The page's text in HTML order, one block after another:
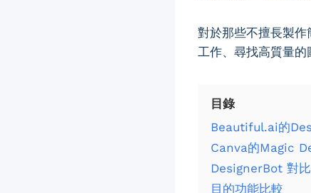
對於那些不擅長製
工作、尋找高質量的
目錄
Beautiful.ai的
Canva的Magic
DesignerBot 對
目的功能比較